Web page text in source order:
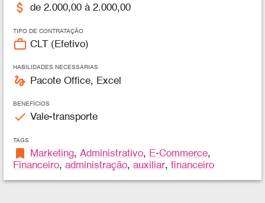
attach_money de 2.000,00 à 2.000,00
TIPO DE CONTRATAÇÃO
work_outline CLT (Efetivo)
HABILIDADES NECESSÁRIAS
gesture Pacote Office, Excel
BENEFÍCIOS
check Vale-transporte
TAGS
bookmark Marketing,Administrativo, E-Commerce,
Financeiro,administração,auxiliar,financeiro